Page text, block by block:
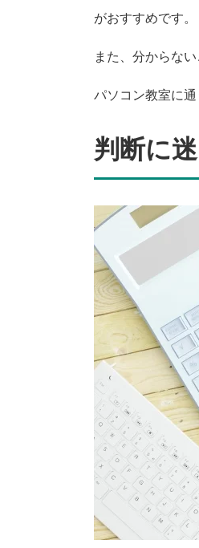
がおすすめです。
また、分からな
パソコン教室に
判断に